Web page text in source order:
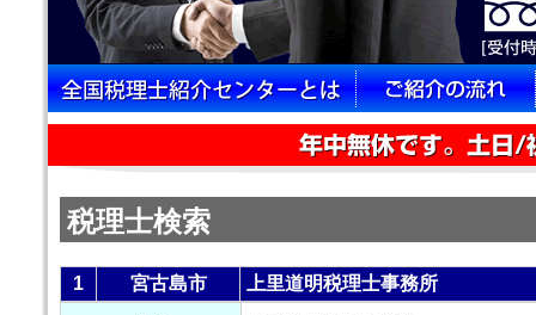
税理士検索
1 宮古島市 上里道明税理士事務所